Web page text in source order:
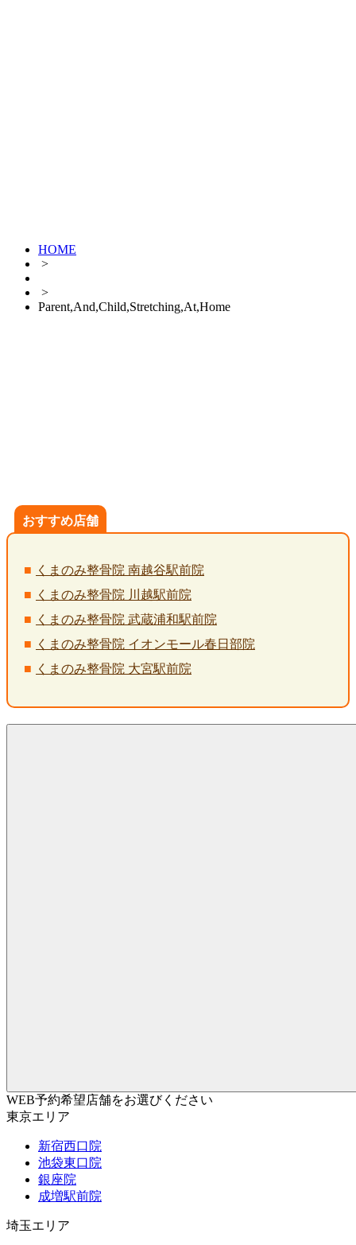
HOME
>
>
Parent,And,Child,Stretching,At,Home
おすすめ店舗
くまのみ整骨院 南越谷駅前院
くまのみ整骨院 川越駅前院
くまのみ整骨院 武蔵浦和駅前院
くまのみ整骨院 イオンモール春日部院
くまのみ整骨院 大宮駅前院
WEB予約希望店舗をお選びください
東京エリア
新宿西口院
池袋東口院
銀座院
成増駅前院
埼玉エリア